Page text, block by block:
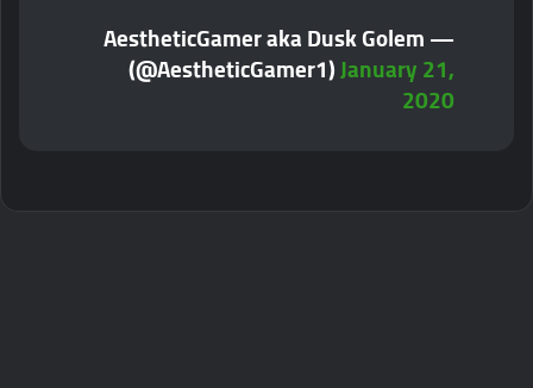
— AestheticGamer aka Dusk Golem
(@AestheticGamer1)January 21,
2020